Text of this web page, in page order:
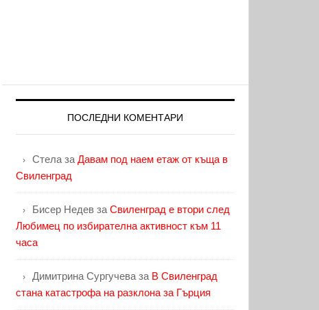
ПОСЛЕДНИ КОМЕНТАРИ
Стела за Давам под наем етаж от къща в
Свиленград
Бисер Недев за Свиленград е втори след
Любимец по избирателна активност към 11
часа
Димитрина Сургучева за В Свиленград
стана катастрофа на разклона за Гърция